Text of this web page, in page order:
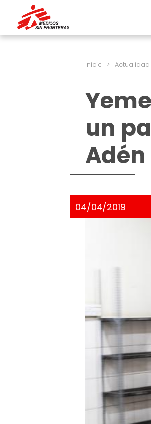
Inicio > Actualidad
un
Adén
04/04/2019